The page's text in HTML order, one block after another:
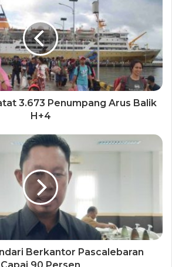
3.673 Penumpang Arus Balik
H+4
Berkantor Pascalebaran